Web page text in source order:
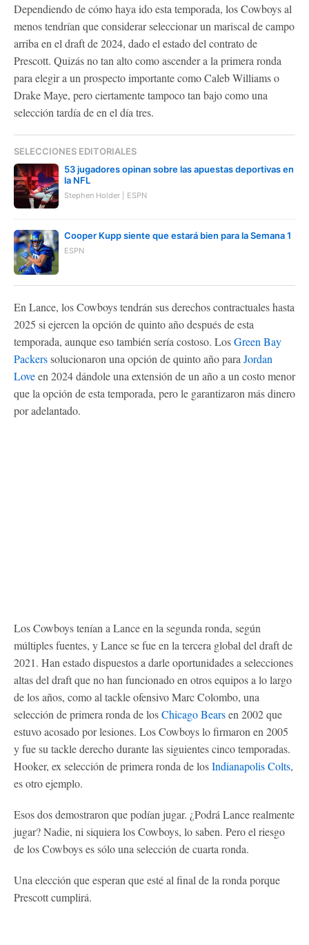
Dependiendo de cómo haya ido esta temporada, los Cowboys al
menos tendrían que considerar seleccionar un mariscal de campo
arriba en el draft de 2024, dado el estado del contrato de
Prescott. Quizás no tan alto como ascender a la primera ronda
para elegir a un prospecto importante como Caleb Williams o
Drake Maye, pero ciertamente tampoco tan bajo como una
selección tardía de en el día tres.
SELECCIONES EDITORIALES
53 jugadores opinan sobre las apuestas deportivas en
la NFL
Stephen Holder | ESPN
Cooper Kupp siente que estará bien para la Semana 1
ESPN
En Lance, los Cowboys tendrán sus derechos contractuales hasta
2025 si ejercen la opción de quinto año después de esta
temporada, aunque eso también sería costoso. LosGreen Bay
Packerssolucionaron una opción de quinto año para Jordan
Loveen 2024 dándole una extensión de un año a un costo menor
que la opción de esta temporada, pero le garantizaron más dinero
por adelantado.
Los Cowboys tenían a Lance en la segunda ronda, según
múltiples fuentes, y Lance se fue en la tercera global del draft de
2021. Han estado dispuestos a darle oportunidades a selecciones
altas del draft que no han funcionado en otros equipos a lo largo
de los años, como al tackle ofensivo Marc Colombo, una
selección de primera ronda de losChicago Bearsen 2002 que
estuvo acosado por lesiones. Los Cowboys lo firmaron en 2005
y fue su tackle derecho durante las siguientes cinco temporadas.
Hooker, ex selección de primera ronda de losIndianapolis Colts,
es otro ejemplo.
Esos dos demostraron que podían jugar. ¿Podrá Lance realmente
jugar? Nadie, ni siquiera los Cowboys, lo saben. Pero el riesgo
de los Cowboys es sólo una selección de cuarta ronda.
Una elección que esperan que esté al final de la ronda porque
Prescott cumplirá.